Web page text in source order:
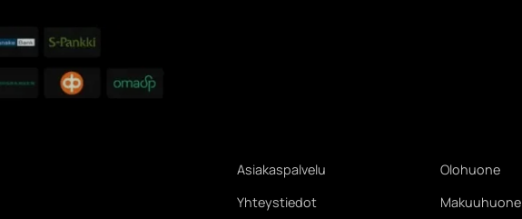
Asiakaspalvelu
Yhteystiedot
Olohuone
Makuuhuone